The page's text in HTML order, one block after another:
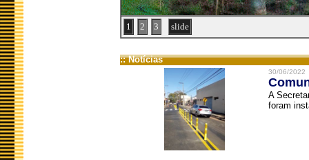
1 2 3 slide
:: Notícias
30/06/2022
A
foram